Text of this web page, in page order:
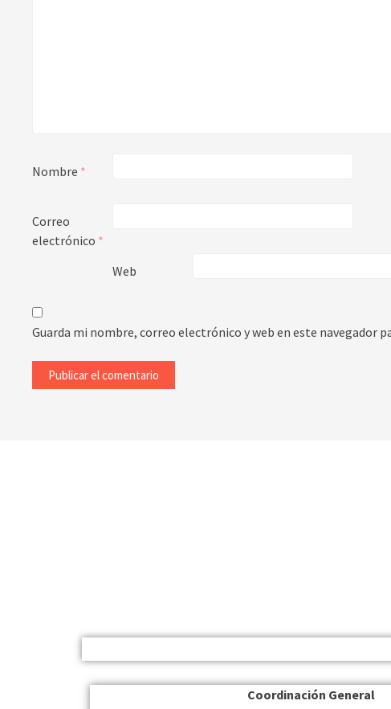
Nombre *
Correo
electrónico *
Web
Guarda mi nombre, correo electrónico y web en este navegador
Coordinación General